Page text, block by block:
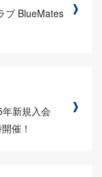
ブ BlueMates
新規入会
催！